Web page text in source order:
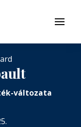
Menü
változata